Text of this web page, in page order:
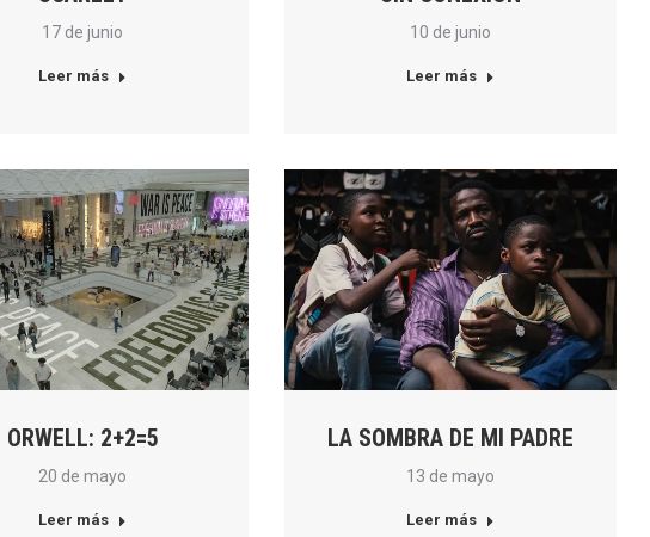
17 de junio
Leer más
10 de junio
Leer más
ORWELL: 2+2=5
20 de mayo
Leer más
LA SOMBRA DE MI PADRE
13 de mayo
Leer más